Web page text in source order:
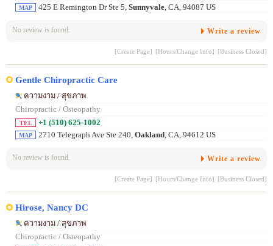
MAP 425 E Remington Dr Ste 5, Sunnyvale , CA, 94087 US
No review is found. Write a review
[Create Page] [Hours/Change Info] [Business Closed]
Gentle Chiropractic Care
ความงาม / สุขภาพ
Chiropractic / Osteopathy
TEL +1 (510) 625-1002
MAP 2710 Telegraph Ave Ste 240, Oakland , CA, 94612 US
No review is found. Write a review
[Create Page] [Hours/Change Info] [Business Closed]
Hirose, Nancy DC
ความงาม / สุขภาพ
Chiropractic / Osteopathy